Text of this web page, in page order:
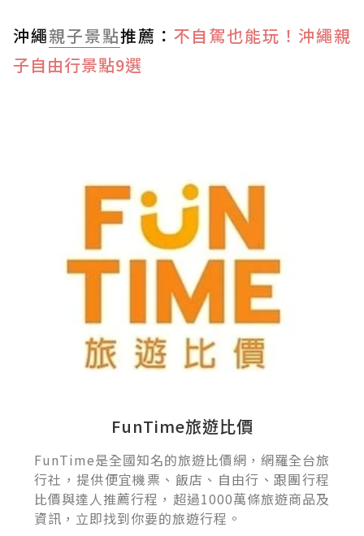
沖繩親子景點推薦： 不自駕也能玩！沖繩親
子自由行景點9選
FunTime旅遊比價
FunTime是全國知名的旅遊比價網，網羅全台旅
行社，提供便宜機票、飯店、自由行、跟團行程
比價與達人推薦行程，超過1000萬條旅遊商品及
資訊，立即找到你要的旅遊行程。